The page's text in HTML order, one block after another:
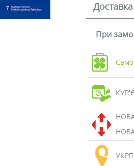
Доставка
При